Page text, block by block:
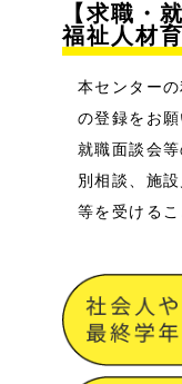
【求職・
福祉人材
本センター
の登録をお願
就職面談会
別相談、施
等を受けるこ